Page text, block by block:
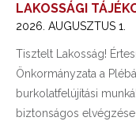
LAKOSSÁGI
2026. AUGUSZTUS 1.
Tisztelt Lakosság!
Önkormányzata a
burkolatfelújítási
biztonságos